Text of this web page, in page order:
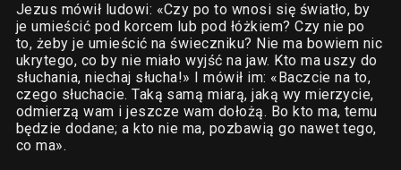
Jezus mówił ludowi: «Czy po to wnosi się światło, by
je umieścić pod korcem lub pod łóżkiem? Czy nie po
to, żeby je umieścić na świeczniku? Nie ma bowiem nic
ukrytego, co by nie miało wyjść na jaw. Kto ma uszy do
słuchania, niechaj słucha!» I mówił im: «Baczcie na to,
czego słuchacie. Taką samą miarą, jaką wy mierzycie,
odmierzą wam i jeszcze wam dołożą. Bo kto ma, temu
będzie dodane; a kto nie ma, pozbawią go nawet tego,
co ma».